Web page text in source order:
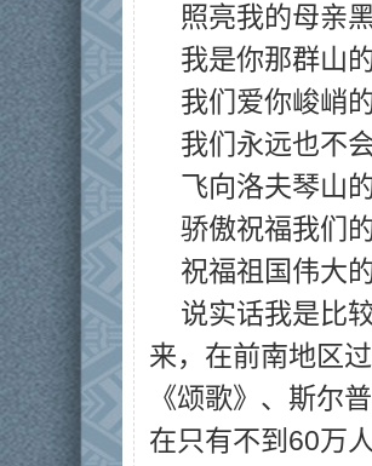
照亮我的母亲黑
我是你那群山
我们爱你峻峭
我们永远也不
飞向洛夫琴山
骄傲祝福我们的
祝福祖国伟大
说实话我是比
来，在前南地区
《颂歌》、斯尔
在只有不到60万